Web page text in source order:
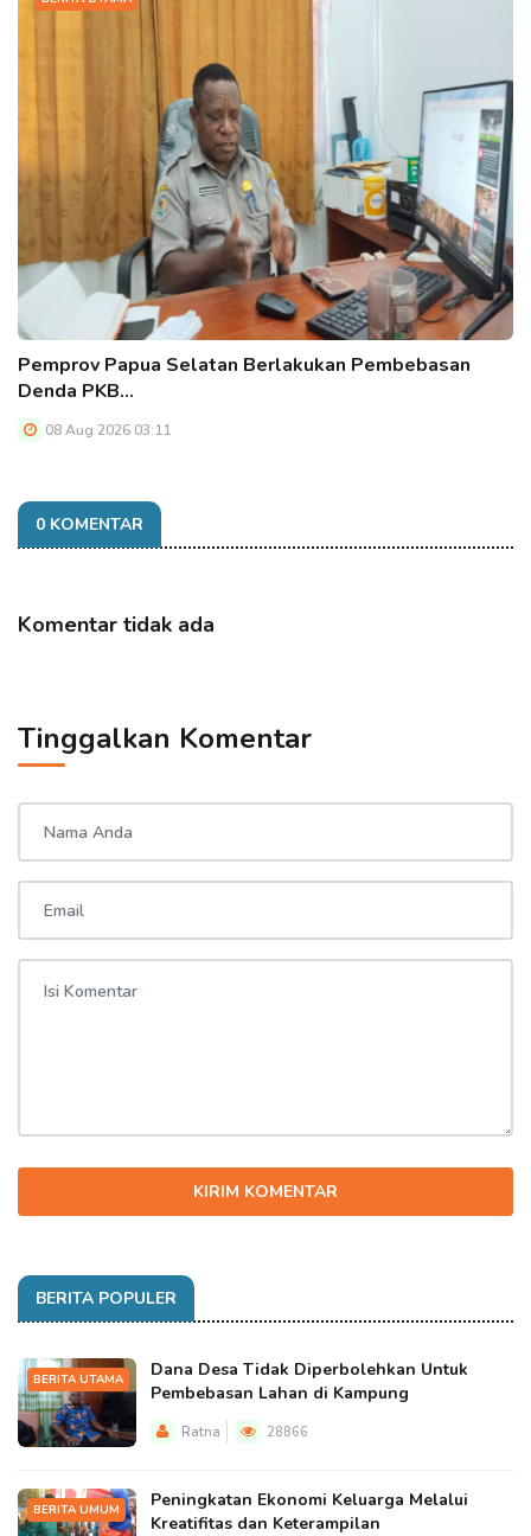
Pemprov Papua Selatan Berlakukan Pembebasan
Denda PKB…
08 Aug 2026 03:11
0 KOMENTAR
Komentar tidak ada
Tinggalkan Komentar
KIRIM KOMENTAR
BERITA POPULER
BERITA UTAMA
Dana Desa Tidak Diperbolehkan Untuk
Pembebasan Lahan di Kampung
Ratna 28866
BERITA UMUM
Peningkatan Ekonomi Keluarga Melalui
Kreatifitas dan Keterampilan